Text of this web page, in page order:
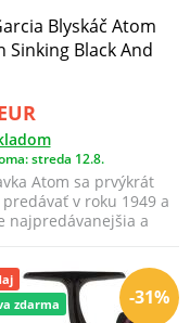
Blyskáč Atom
Sinking Black And
streda 12.8.
Atom sa prvýkrát
v roku 1949 a
najpredávanejšia a
-31%
zdarma